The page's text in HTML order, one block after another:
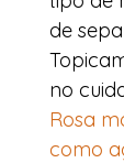
de
no
Rosa
como